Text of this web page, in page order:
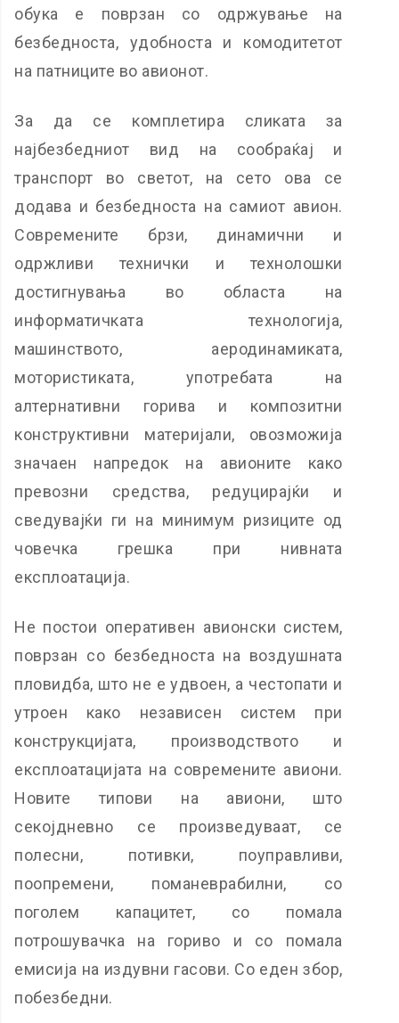
обука е поврзан со одржување на
безбедноста, удобноста и комодитетот
на патниците во авионот.
За да се комплетира сликата за
најбезбедниот вид на сообраќај и
транспорт во светот, на сето ова се
додава и безбедноста на самиот авион.
Современите брзи, динамични и
одржливи технички и технолошки
достигнувања во областа на
информатичката технологија,
машинството, аеродинамиката,
мотористиката, употребата на
алтернативни горива и композитни
конструктивни материјали, овозможија
значаен напредок на авионите како
превозни средства, редуцирајќи и
сведувајќи ги на минимум ризиците од
човечка грешка при нивната
експлоатација.
Не постои оперативен авионски систем,
поврзан со безбедноста на воздушната
пловидба, што не е удвоен, а честопати и
утроен како независен систем при
конструкцијата, производството и
експлоатацијата на современите авиони.
Новите типови на авиони, што
секојдневно се произведуваат, се
полесни, потивки, поуправливи,
поопремени, поманеврабилни, со
поголем капацитет, со помала
потрошувачка на гориво и со помала
емисија на издувни гасови. Со еден збор,
побезбедни.